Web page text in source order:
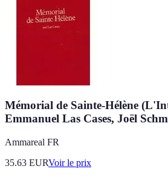
Mémorial de Sainte-Hélène
Emmanuel Las Cases, Joël
Ammareal FR
35.63 EURVoir le prix